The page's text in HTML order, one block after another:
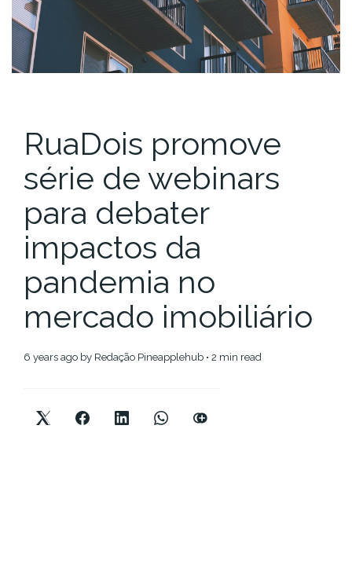
RuaDois promove
série de webinars
para debater
impactos da
pandemia no
mercado imobiliário
6 years ago by Redação Pineapplehub • 2 min read